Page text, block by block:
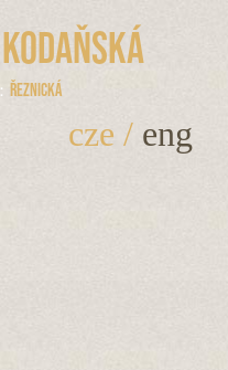
Kodaňská
Řeznická
cze / eng